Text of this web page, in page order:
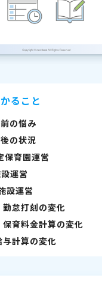
ること
の悩み
の状況
育園運営
運営
設運営
怠打刻の変化
育料金計算の変化
計算の変化